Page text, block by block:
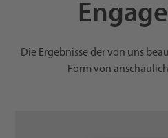
Die Ergebnisse der von uns
Form von